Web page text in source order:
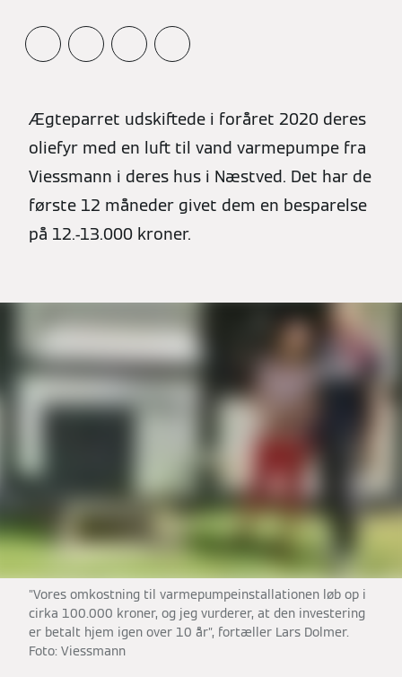
Ægteparret udskiftede i foråret 2020 deres
oliefyr med en luft til vand varmepumpe fra
Viessmann i deres hus i Næstved. Det har de
første 12 måneder givet dem en besparelse
på 12.-13.000 kroner.
”Vores omkostning til varmepumpeinstallationen løb op i
cirka 100.000 kroner, og jeg vurderer, at den investering
er betalt hjem igen over 10 år”, fortæller Lars Dolmer.
Foto: Viessmann